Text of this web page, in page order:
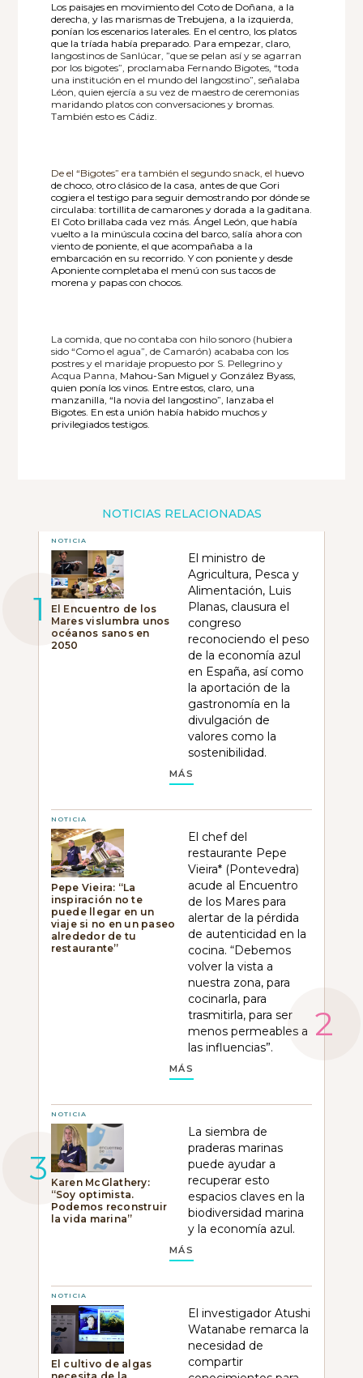
Los paisajes en movimiento del Coto de Doñana, a la
derecha, y las marismas de Trebujena, a la izquierda,
ponían los escenarios laterales. En el centro, los platos
que la tríada había preparado. Para empezar, claro,
langostinos de Sanlúcar, ”que se pelan así y se agarran
por los bigotes”, proclamaba Fernando Bigotes, “toda
una institución en el mundo del langostino”, señalaba
Léon, quien ejercía a su vez de maestro de ceremonias
maridando platos con conversaciones y bromas.
También esto es Cádiz.
De el “Bigotes” era también el segundo snack, el huevo
de choco, otro clásico de la casa, antes de que Gori
cogiera el testigo para seguir demostrando por dónde se
circulaba: tortillita de camarones y dorada a la gaditana.
El Coto brillaba cada vez más. Ángel León, que había
vuelto a la minúscula cocina del barco, salía ahora con
viento de poniente, el que acompañaba a la
embarcación en su recorrido. Y con poniente y desde
Aponiente completaba el menú con sus tacos de
morena y papas con chocos.
La comida, que no contaba con hilo sonoro (hubiera
sido “Como el agua”, de Camarón) acababa con los
postres y el maridaje propuesto por S. Pellegrino y
Acqua Panna, Mahou-San Miguel y González Byass,
quien ponía los vinos. Entre estos, claro, una
manzanilla, “la novia del langostino”, lanzaba el
Bigotes. En esta unión había habido muchos y
privilegiados testigos.
NOTICIAS RELACIONADAS
NOTICIA
El Encuentro de los
Mares vislumbra unos
océanos sanos en
2050
El ministro de
Agricultura, Pesca y
Alimentación, Luis
Planas, clausura el
congreso
reconociendo el peso
de la economía azul
en España, así como
la aportación de la
gastronomía en la
divulgación de
valores como la
sostenibilidad.
MÁS
NOTICIA
Pepe Vieira: “La
inspiración no te
puede llegar en un
viaje si no en un paseo
alrededor de tu
restaurante”
El chef del
restaurante Pepe
Vieira* (Pontevedra)
acude al Encuentro
de los Mares para
alertar de la pérdida
de autenticidad en la
cocina. “Debemos
volver la vista a
nuestra zona, para
cocinarla, para
trasmitirla, para ser
menos permeables a
las influencias”.
MÁS
NOTICIA
Karen McGlathery:
“Soy optimista.
Podemos reconstruir
la vida marina”
La siembra de
praderas marinas
puede ayudar a
recuperar esto
espacios claves en la
biodiversidad marina
y la economía azul.
MÁS
NOTICIA
El cultivo de algas
El investigador Atushi
Watanabe remarca la
necesidad de
compartir